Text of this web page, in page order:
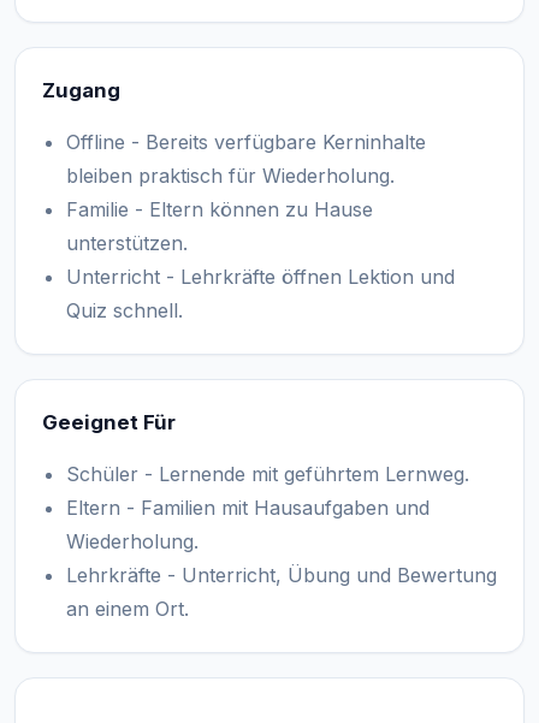
Zugang
Offline - Bereits verfügbare Kerninhalte
bleiben praktisch für Wiederholung.
Familie - Eltern können zu Hause
unterstützen.
Unterricht - Lehrkräfte öffnen Lektion und
Quiz schnell.
Geeignet Für
Schüler - Lernende mit geführtem Lernweg.
Eltern - Familien mit Hausaufgaben und
Wiederholung.
Lehrkräfte - Unterricht, Übung und Bewertung
an einem Ort.